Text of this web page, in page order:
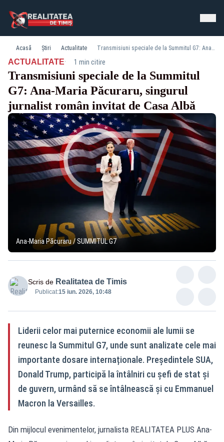
Acasă Știri Actualitate Transmisiuni speciale de la Summitul G7: Ana-Maria Păcuraru, singurul jurnalist român invitat de Casa Albă
ACTUALITATE· 1 min citire
Transmisiuni speciale de la Summitul
G7: Ana-Maria Păcuraru, singurul
jurnalist român invitat de Casa Albă
Ana-Maria Păcuraru / SUMMITUL G7
Scris de Realitatea de Timis
Publicat:15 iun. 2026, 10:48
Liderii celor mai puternice economii ale lumii se
reunesc la Summitul G7, unde sunt analizate cele mai
importante dosare internaționale. Președintele SUA,
Donald Trump, participă la întâlniri cu șefi de stat și
de guvern, urmând să se întâlnească și cu Emmanuel
Macron la Versailles.
Din mijlocul evenimentelor, jurnalista REALITATEA PLUS Ana-